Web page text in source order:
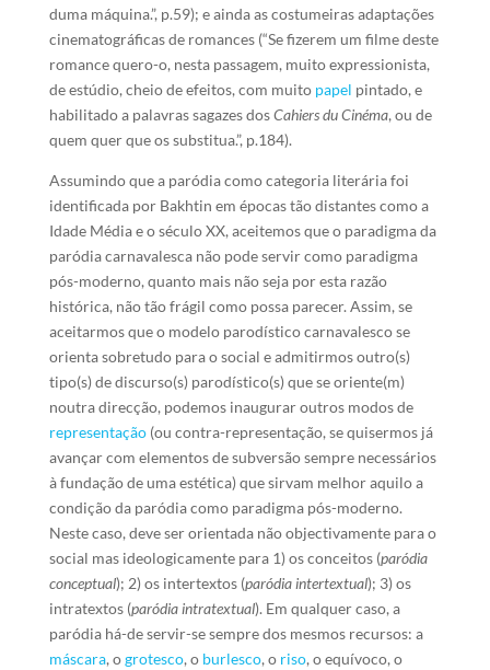
duma máquina.”, p.59); e ainda as costumeiras adaptações
cinematográficas de romances (“Se fizerem um filme deste
romance quero-o, nesta passagem, muito expressionista,
de estúdio, cheio de efeitos, com muito papel pintado, e
habilitado a palavras sagazes dosCahiers du Cinéma, ou de
quem quer que os substitua.”, p.184).
Assumindo que a paródia como categoria literária foi
identificada por Bakhtin em épocas tão distantes como a
Idade Média e o século XX, aceitemos que o paradigma da
paródia carnavalesca não pode servir como paradigma
pós-moderno, quanto mais não seja por esta razão
histórica, não tão frágil como possa parecer. Assim, se
aceitarmos que o modelo parodístico carnavalesco se
orienta sobretudo para o social e admitirmos outro(s)
tipo(s) de discurso(s) parodístico(s) que se oriente(m)
noutra direcção, podemos inaugurar outros modos de
representação(ou contra-representação, se quisermos já
avançar com elementos de subversão sempre necessários
à fundação de uma estética) que sirvam melhor aquilo a
condição da paródia como paradigma pós-moderno.
Neste caso, deve ser orientada não objectivamente para o
social mas ideologicamente para 1) os conceitos (paródia
conceptual); 2) os intertextos (paródia intertextual); 3) os
intratextos (paródia intratextual). Em qualquer caso, a
paródia há-de servir-se sempre dos mesmos recursos: a
máscara, ogrotesco, o burlesco, o riso, o equívoco, o